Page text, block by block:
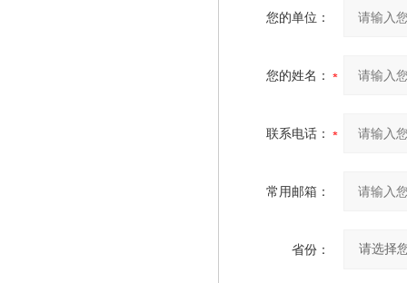
您的单位：
您的姓名：
联系电话：
常用邮箱：
省份：